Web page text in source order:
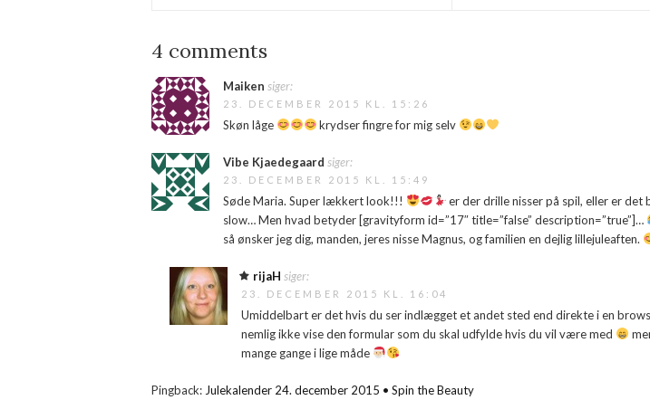
4 comments
Maiken siger:
23. DECEMBER 2015 KL. 15:26
Skøn låge krydser fingre for mig selv
Vibe Kjaedegaard siger:
23. DECEMBER 2015 KL. 15:49
Søde Maria. Super lækkert look!!!
er der drille nisser på spil, eller er det
slow… Men hvad betyder [gravityform id=”17″ title=”false” description=”true”]…
så ønsker jeg dig, manden, jeres nisse Magnus, og familien en dejlig lillejuleaften.
rijaH siger:
23. DECEMBER 2015 KL. 16:04
Umiddelbart er det hvis du ser indlægget et andet sted end direkte i en
nemlig ikke vise den formular som du skal udfylde hvis du vil være med
mange gange i lige måde
Pingback: Julekalender 24. december 2015 • Spin the Beauty